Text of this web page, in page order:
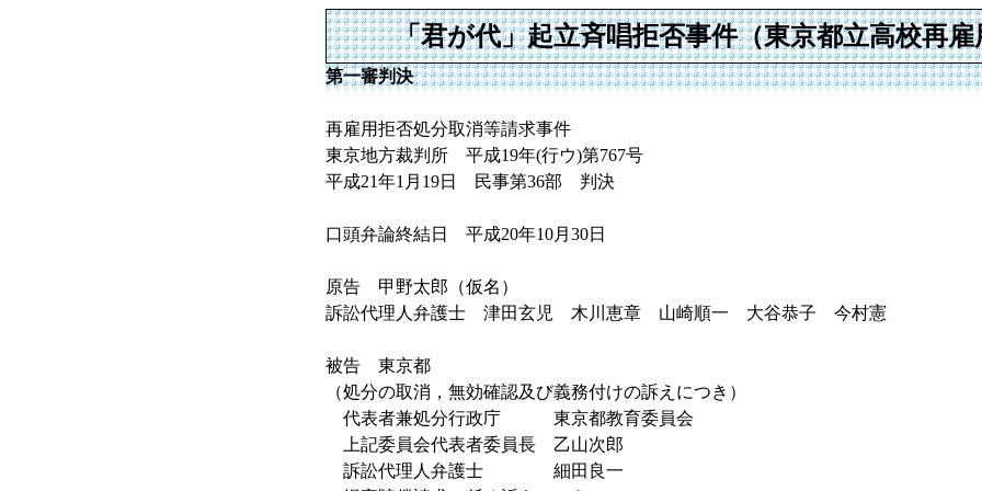
「君が代」起立斉唱拒否事件（東京都立高校再雇
第一審判決
再雇用拒否処分取消等請求事件
東京地方裁判所 平成19年(行ウ)第767号
平成21年1月19日 民事第36部 判決
口頭弁論終結日 平成20年10月30日
原告 甲野太郎（仮名）
訴訟代理人弁護士 津田玄児 木川恵章 山崎順一 大谷恭子 今村憲
被告 東京都
（処分の取消，無効確認及び義務付けの訴えにつき）
代表者兼処分行政庁 東京都教育委員会
上記委員会代表者委員長 乙山次郎
訴訟代理人弁護士 細田良一